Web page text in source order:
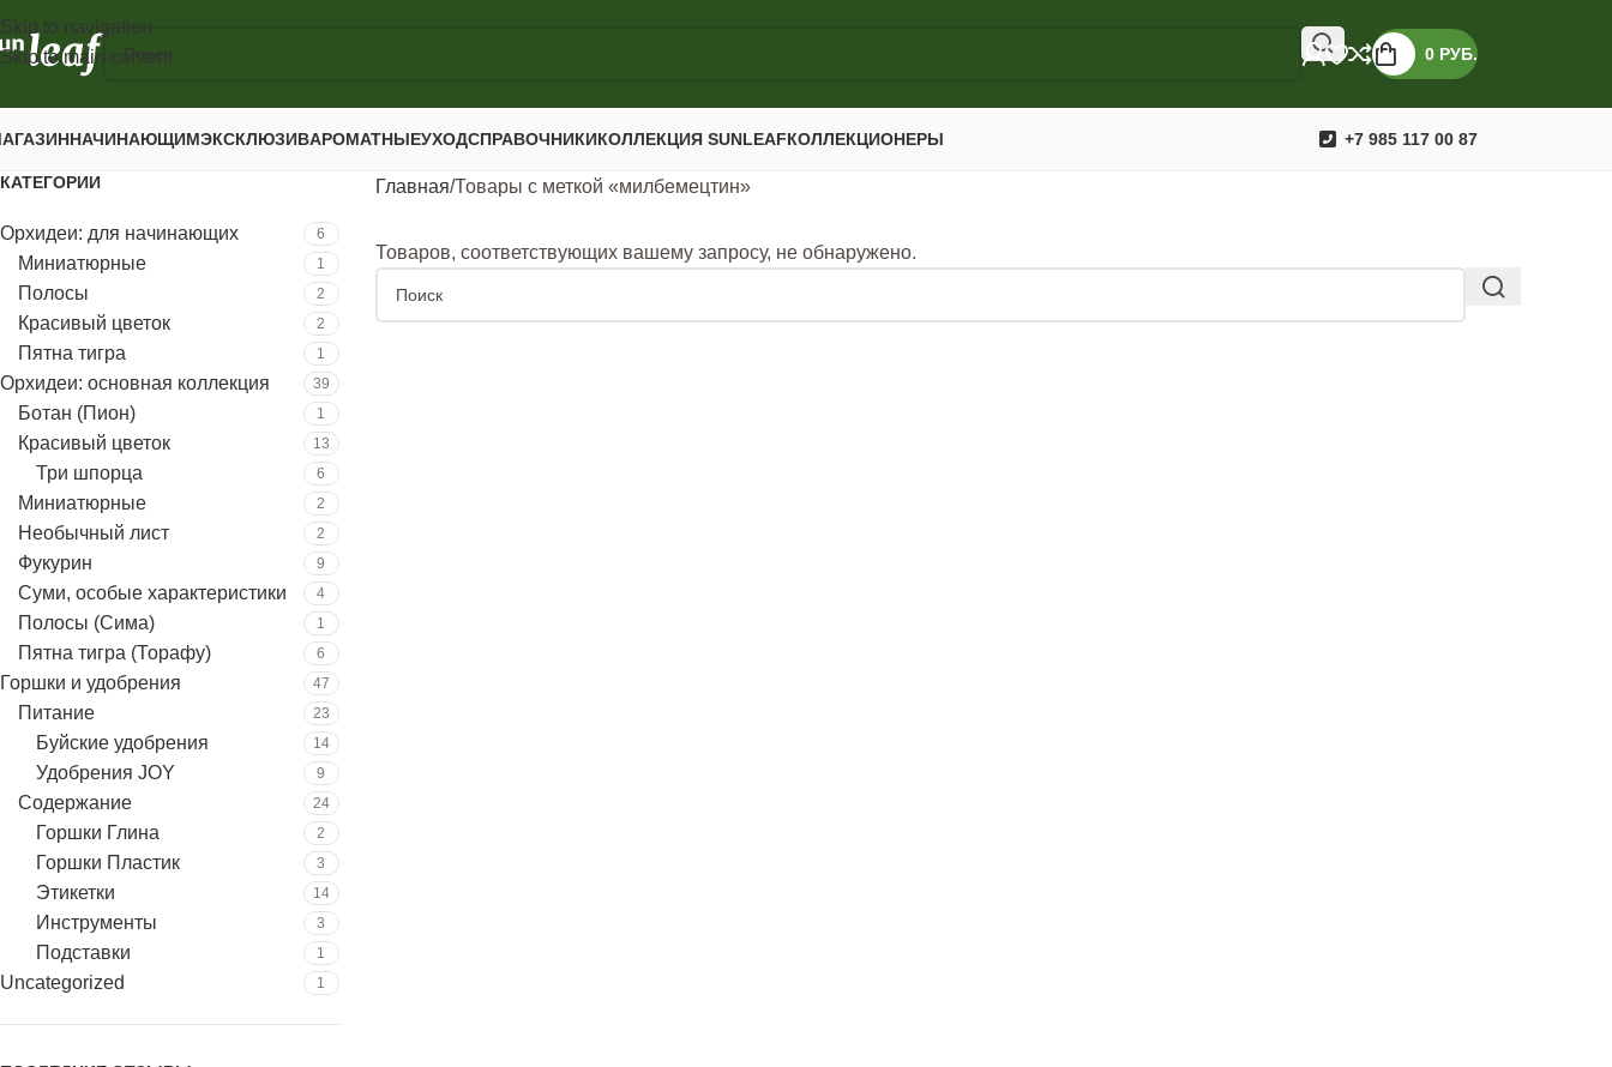
Skip to navigation
Skip to main content
0 РУБ.
НАЧИНАЮЩИМЭКСКЛЮЗИВАРОМАТНЫЕУХОДСПРАВОЧНИКИКОЛЛЕКЦИЯ SUNLEAFКОЛЛЕКЦИОНЕРЫ +7 985 117 00 87
КАТЕГОРИИ
Орхидеи: для начинающих 6
Миниатюрные 1
Полосы 2
Красивый цветок 2
Пятна тигра 1
Орхидеи: основная коллекция 39
Ботан (Пион) 1
Красивый цветок 13
Три шпорца 6
Миниатюрные 2
Необычный лист 2
Фукурин 9
Суми, особые характеристики 4
Полосы (Сима) 1
Пятна тигра (Торафу) 6
Горшки и удобрения 47
Питание 23
Буйские удобрения 14
Удобрения JOY 9
Содержание 24
Горшки Глина 2
Горшки Пластик 3
Этикетки 14
Инструменты 3
Подставки 1
Uncategorized 1
Главная Товары с меткой «милбемецтин»
Товаров, соответствующих вашему запросу, не обнаружено.